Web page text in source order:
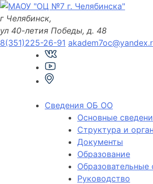
Skip
to
content
г Челябинск,
ул 40-летия Победы, д. 48
8(351)225-26-91
Сведения ОБ ОО
Основные
Структура и
Документы
Образование
Образовательные
Руководство